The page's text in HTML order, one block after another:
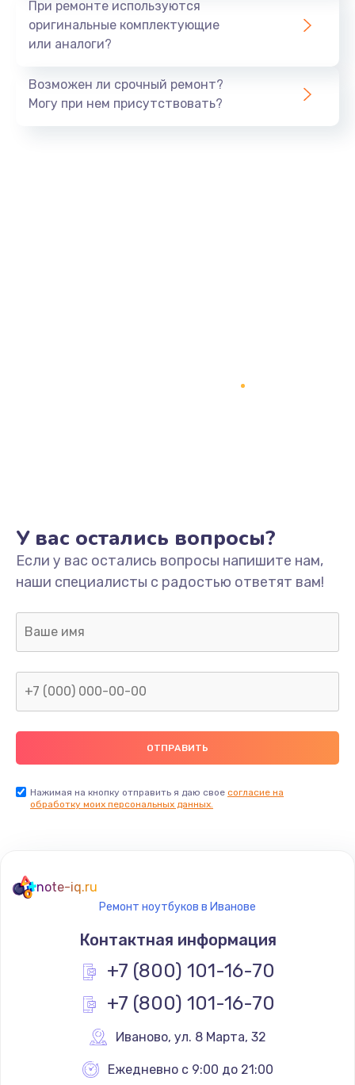
При ремонте используются
оригинальные комплектующие
или аналоги?
Возможен ли срочный ремонт?
Могу при нем присутствовать?
У вас остались вопросы?
Если у вас остались вопросы напишите нам,
наши специалисты с радостью ответят вам!
Нажимая на кнопку отправить я даю свое согласие на
обработку моих персональных данных.
note-iq.ru
Ремонт ноутбуков в Иванове
Контактная информация
+7 (800) 101-16-70
+7 (800) 101-16-70
Иваново, ул. 8 Марта, 32
Ежедневно с 9:00 до 21:00